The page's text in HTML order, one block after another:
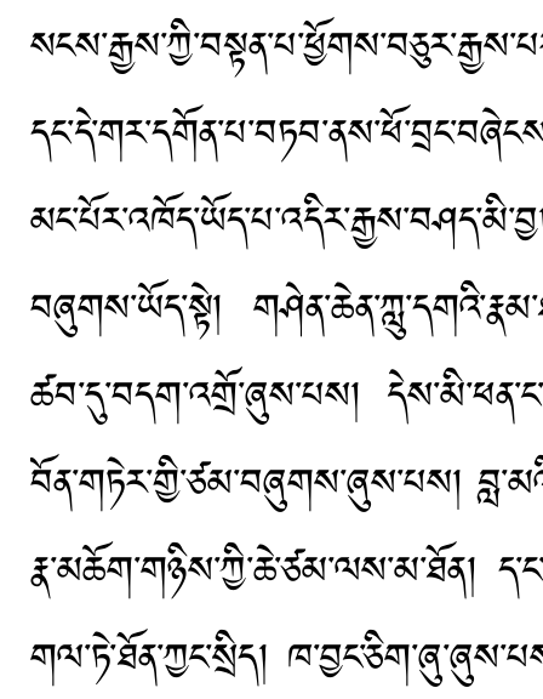
བཞུགས་ཡོད་སྟེ།
ཚབ་དུ་བདག་འགྲོ་ཞུས་པས།
བོན་གཏེར་གྱི་ཙམ་བཞུགས་ཞུས་པས།
རྣ་མཆོག་གཉིས་ཀྱི་ཆེ་ཙམ་ལས་མ་ཐོན།
གལ་ཏེ་ཐོན་ཀྱང་སྲིད།